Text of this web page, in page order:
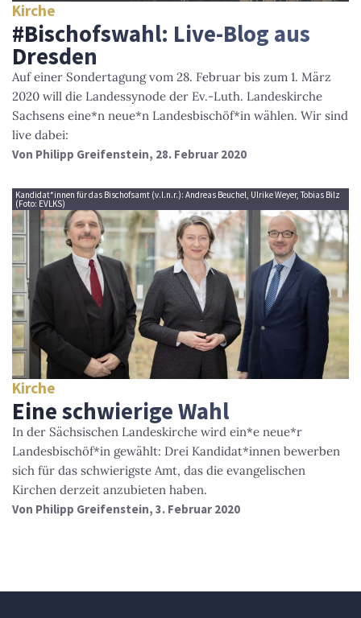
Kirche
#Bischofswahl: Live-Blog aus
Dresden
Auf einer Sondertagung vom 28. Februar bis zum 1. März
2020 will die Landessynode der Ev.-Luth. Landeskirche
Sachsens eine*n neue*n Landesbischöf*in wählen. Wir sind
live dabei:
Von Philipp Greifenstein, 28. Februar 2020
Kandidat*innen für das Bischofsamt (v.l.n.r.): Andreas Beuchel, Ulrike Weyer, Tobias Bilz
(Foto: EVLKS)
Kirche
Eine schwierige Wahl
In der Sächsischen Landeskirche wird ein*e neue*r
Landesbischöf*in gewählt: Drei Kandidat*innen bewerben
sich für das schwierigste Amt, das die evangelischen
Kirchen derzeit anzubieten haben.
Von Philipp Greifenstein, 3. Februar 2020